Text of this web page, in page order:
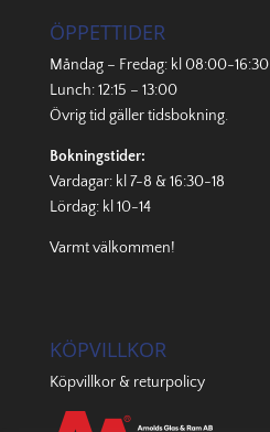
ÖPPETTIDER
Måndag – Fredag: kl 08:00-16:30
Lunch: 12:15 – 13:00
Övrig tid gällertidsbokning.
Bokningstider:
Vardagar: kl 7-8 & 16:30-18
Lördag: kl 10-14
Varmt välkommen!
KÖPVILLKOR
Köpvillkor & returpolicy